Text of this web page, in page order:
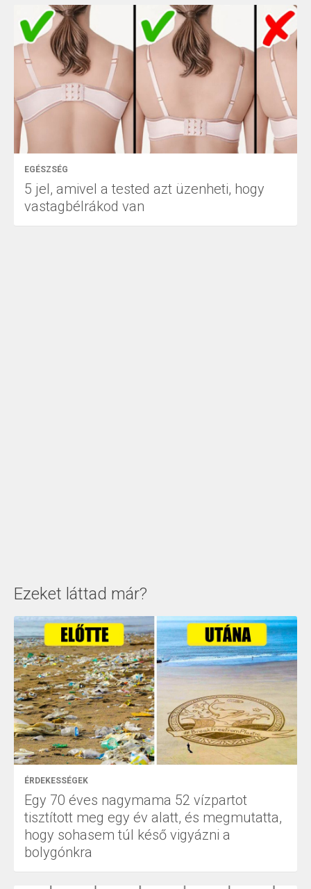
EGÉSZSÉG
5 jel, amivel a tested azt üzenheti, hogy
vastagbélrákod van
Ezeket láttad már?
ÉRDEKESSÉGEK
Egy 70 éves nagymama 52 vízpartot
tisztított meg egy év alatt, és megmutatta,
hogy sohasem túl késő vigyázni a
bolygónkra